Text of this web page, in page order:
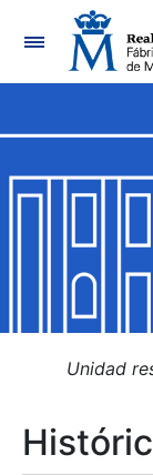
Mostrar/
Mostrar/
Mostrar/
Mostrar/
Unidad